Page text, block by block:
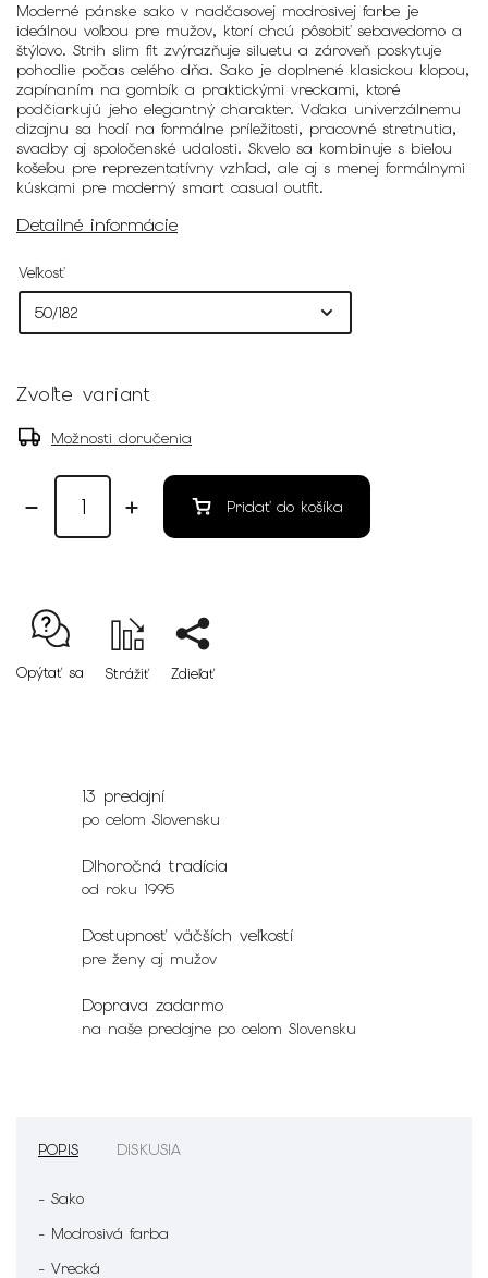
Moderné pánske sako v nadčasovej modrosivej farbe je
ideálnou voľbou pre mužov, ktorí chcú pôsobiť sebavedomo a
štýlovo. Strih slim fit zvýrazňuje siluetu a zároveň poskytuje
pohodlie počas celého dňa. Sako je doplnené klasickou klopou,
zapínaním na gombík a praktickými vreckami, ktoré
podčiarkujú jeho elegantný charakter. Vďaka univerzálnemu
dizajnu sa hodí na formálne príležitosti, pracovné stretnutia,
svadby aj spoločenské udalosti. Skvelo sa kombinuje s bielou
košeľou pre reprezentatívny vzhľad, ale aj s menej formálnymi
kúskami pre moderný smart casual outfit.
Detailné informácie
Veľkosť
Zvoľte variant
Možnosti doručenia
Pridať do košíka
Opýtať sa Strážiť Zdieľať
13 predajní
po celom Slovensku
Dlhoročná tradícia
od roku 1995
Dostupnosť väčších veľkostí
pre ženy aj mužov
Doprava zadarmo
na naše predajne po celom Slovensku
POPIS DISKUSIA
- Sako
- Modrosivá farba
- Vrecká